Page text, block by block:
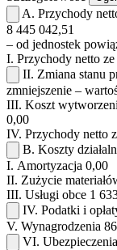
A. Przychody
8 445 042,51
– od jednostek
I. Przychody netto
II. Zmiana stanu
zmniejszenie –
III. Koszt
0,00
IV. Przychody netto
B. Koszty
I. Amortyzacja 0,00
II. Zużycie
III. Usługi obce 1
IV. Podatki i
V. Wynagrodzenia
VI.